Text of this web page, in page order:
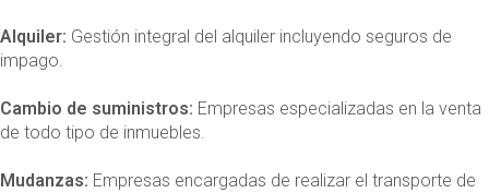
Alquiler: Gestión integral del alquiler incluyendo seguros de
impago.
Cambio de suministros: Empresas especializadas en la venta
de todo tipo de inmuebles.
Mudanzas: Empresas encargadas de realizar el transporte de